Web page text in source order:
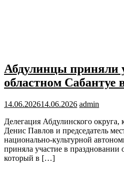
Абдулинцы приняли
областном Сабантуе
14.06.202614.06.2026 admin
Делегация Абдулинского округа,
Денис Павлов и председатель
национально-культурной
приняла участие в праздновании
который в […]